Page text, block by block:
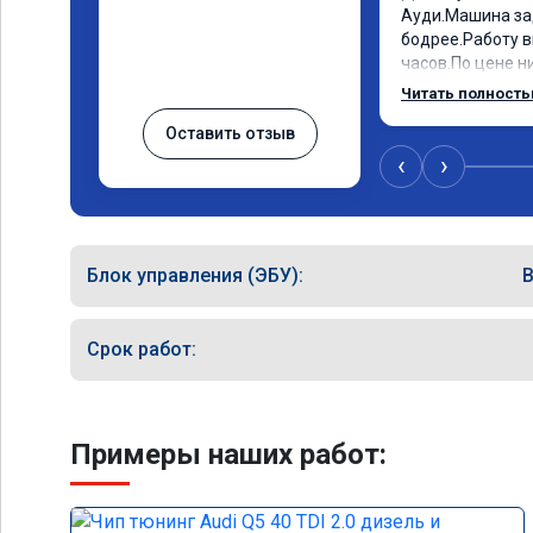
Оставить отзыв
Ауди.Машина
бодрее.Работу
часов.По цене
как
знаю,куда ехать
Читать
‹ ›
Блок управления (ЭБУ):
Срок работ:
Примеры наших работ: